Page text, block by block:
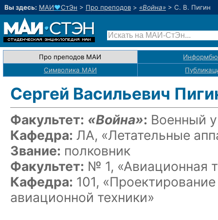
Вы здесь: МАИ♥СтЭн > Про преподов > «Война» > С. В. Пигин
Про преподов МАИ
Символика МАИ
Сергей Васильевич
Факультет: «Война»: Военный
Кафедра: ЛА, «Летательные
Звание: полковник
Факультет: № 1, «Авиационная
Кафедра: 101,
авиационной техники»